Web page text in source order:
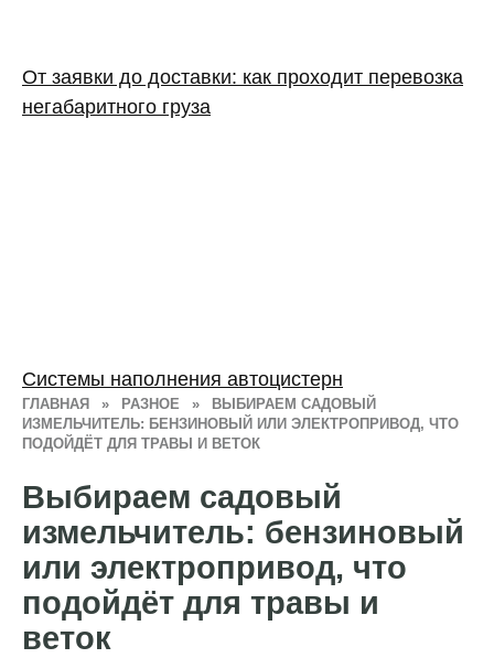
ГЛАВНАЯ » РАЗНОЕ »
ВЫБИРАЕМ САДОВЫЙ
ИЗМЕЛЬЧИТЕЛЬ: БЕНЗИНОВЫЙ ИЛИ ЭЛЕКТРОПРИВОД, ЧТО
ПОДОЙДЁТ ДЛЯ ТРАВЫ И ВЕТОК
Выбираем садовый
измельчитель: бензиновый
или электропривод, что
подойдёт для травы и
веток
От заявки до доставки: как проходит перевозка
негабаритного груза
Системы наполнения автоцистерн